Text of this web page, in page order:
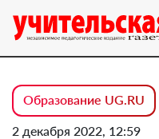
Образование UG.RU
2 декабря 2022, 12:59